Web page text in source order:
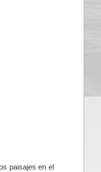
paisajes en el